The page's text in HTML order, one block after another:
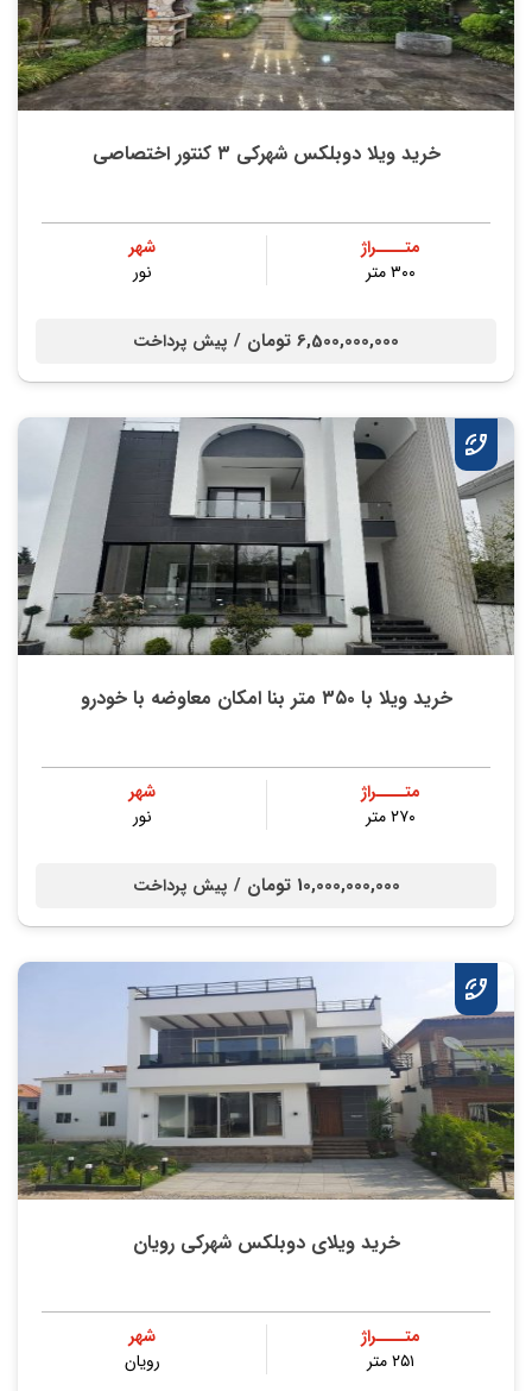
خرید ویلا دوبلکس شهرکی ۳ کنتور اختصاصی
متــــراژ
۳۰۰ متر
شهر
نور
6,500,000,000 تومان / پیش پرداخت
خرید ویلا با ۳۵۰ متر بنا امکان معاوضه با خودرو
متــــراژ
۲۷۰ متر
شهر
نور
10,000,000,000 تومان / پیش پرداخت
خرید ویلای دوبلکس شهرکی رویان
متــــراژ
۲۵۱ متر
شهر
رویان